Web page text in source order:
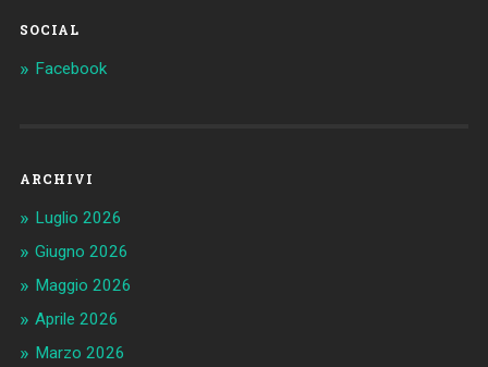
SOCIAL
Facebook
ARCHIVI
Luglio 2026
Giugno 2026
Maggio 2026
Aprile 2026
Marzo 2026